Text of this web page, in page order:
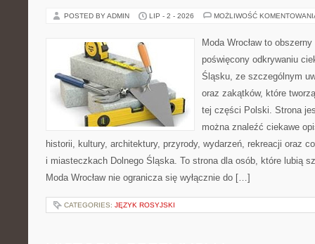
POSTED BY ADMIN LIP - 2 - 2026 MOŻLIWOŚĆ
Moda Wrocław to
poświęcony odkrywaniu
Śląsku, ze szczególnym
oraz zakątków, które
tej części Polski. Strona
można znaleźć ciekawe
historii, kultury, architektury, przyrody, wydarzeń, rekreacji oraz
i miasteczkach Dolnego Śląska. To strona dla osób, które lubią
Moda Wrocław nie ogranicza się wyłącznie do […]
CATEGORIES: JĘZYK ROSYJSKI